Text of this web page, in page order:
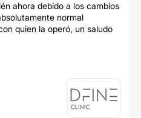
ahora debido a los cambios
normal
quien la operó, un saludo